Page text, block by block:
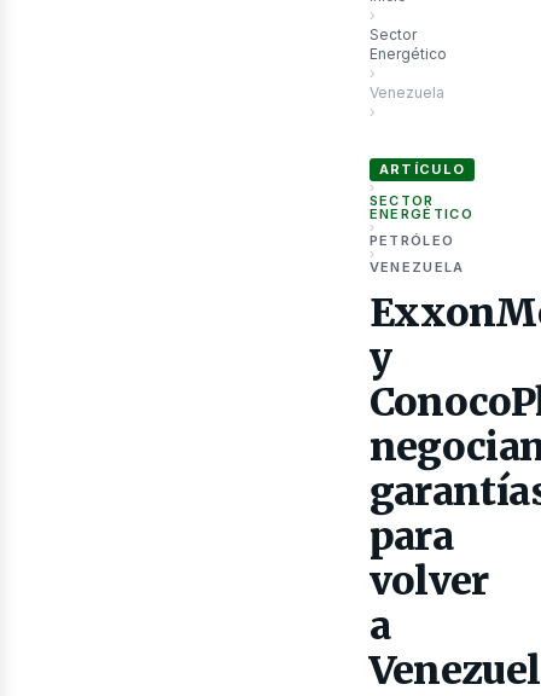
›
Sector
Energético
›
Venezuela
›
ARTÍCULO
›
SECTOR
ENERGÉTICO
›
PETRÓLEO
›
VENEZUELA
y
para
volver
a